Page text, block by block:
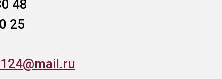
48
25